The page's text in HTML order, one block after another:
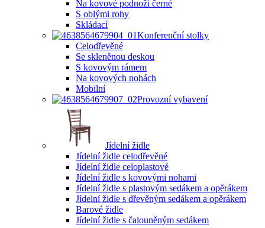
Na kovové podnoži černé
S oblými rohy
Skládací
Konferenční stolky
Celodřevěné
Se skleněnou deskou
S kovovým rámem
Na kovových nohách
Mobilní
Provozní vybavení
Jídelní židle
Jídelní židle celodřevěné
Jídelní židle celoplastové
Jídelní židle s kovovými nohami
Jídelní židle s plastovým sedákem a opěrákem
Jídelní židle s dřevěným sedákem a opěrákem
Barové židle
Jídelní židle s čalouněným sedákem